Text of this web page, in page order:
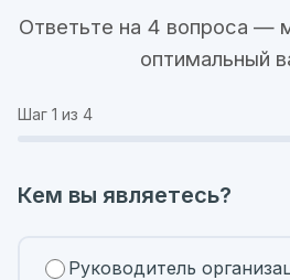
Ответьте на 4 вопроса —
оптимальный
Шаг 1 из 4
Кем вы являетесь?
Руководитель